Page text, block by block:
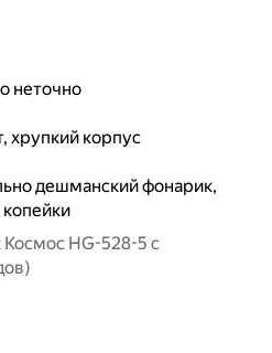
неточно
хрупкий корпус
дешманский фонарик,
копейки
HG-528-5 с